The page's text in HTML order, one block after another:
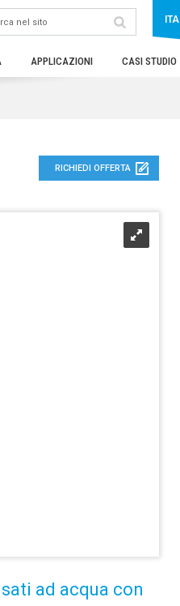
APPLICAZIONI CASI STUDIO
ITA
ad acqua con
RICHIEDI OFFERTA